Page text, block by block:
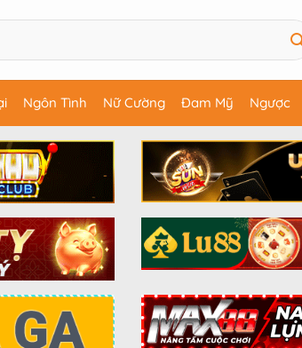
Ngôn Tình Nữ Cường Đam Mỹ Ngược